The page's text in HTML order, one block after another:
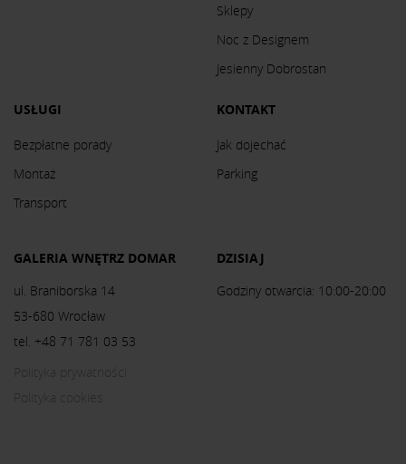
Sklepy
Noc z Designem
Jesienny Dobrostan
USŁUGI
Bezpłatne porady
Montaż
Transport
KONTAKT
Jak dojechać
Parking
GALERIA WNĘTRZ DOMAR
ul. Braniborska 14
53-680 Wrocław
tel. +48 71 781 03 53
DZISIAJ
Godziny otwarcia: 10:00-20:00